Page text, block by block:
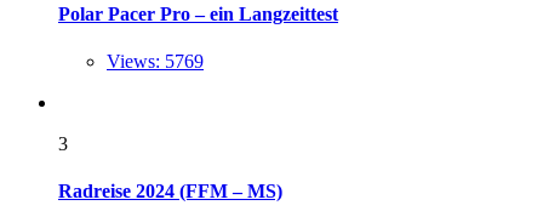
Polar Pacer Pro – ein Langzeittest
Views: 5769
3
Radreise 2024 (FFM – MS)